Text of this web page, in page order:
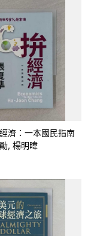
經濟：一本國民指南
準, 潘勛, 楊明暐